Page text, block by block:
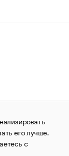
прав
Сообщения
в сфере
его лучше.
с